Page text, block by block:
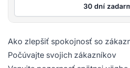
30 dní
Ako zlepšiť spokojnosť so
Počúvajte svojich zákazníkov